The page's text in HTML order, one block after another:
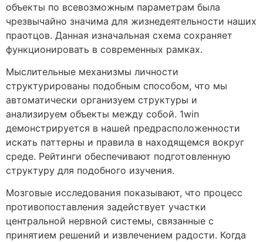
объекты по всевозможным параметрам была
чрезвычайно значима для жизнедеятельности наших
праотцов. Данная изначальная схема сохраняет
функционировать в современных рамках.
Мыслительные механизмы личности
структурированы подобным способом, что мы
автоматически организуем структуры и
анализируем объекты между собой. 1win
демонстрируется в нашей предрасположенности
искать паттерны и правила в находящемся вокруг
среде. Рейтинги обеспечивают подготовленную
структуру для подобного изучения.
Мозговые исследования показывают, что процесс
противопоставления задействует участки
центральной нервной системы, связанные с
принятием решений и извлечением радости. Когда